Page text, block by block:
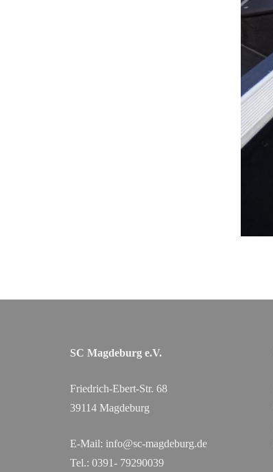
SC Magdeburg e.V.
Friedrich-Ebert-Str. 68
39114 Magdeburg
E-Mail: info@sc-magdeburg.de
Tel.: 0391- 79290039